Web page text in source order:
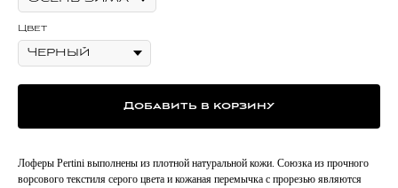
Цвет
Добавить в корзину
Лоферы Pertini выполнены из плотной натуральной кожи. Союзка из прочного
ворсового текстиля серого цвета и кожаная перемычка с прорезью являются